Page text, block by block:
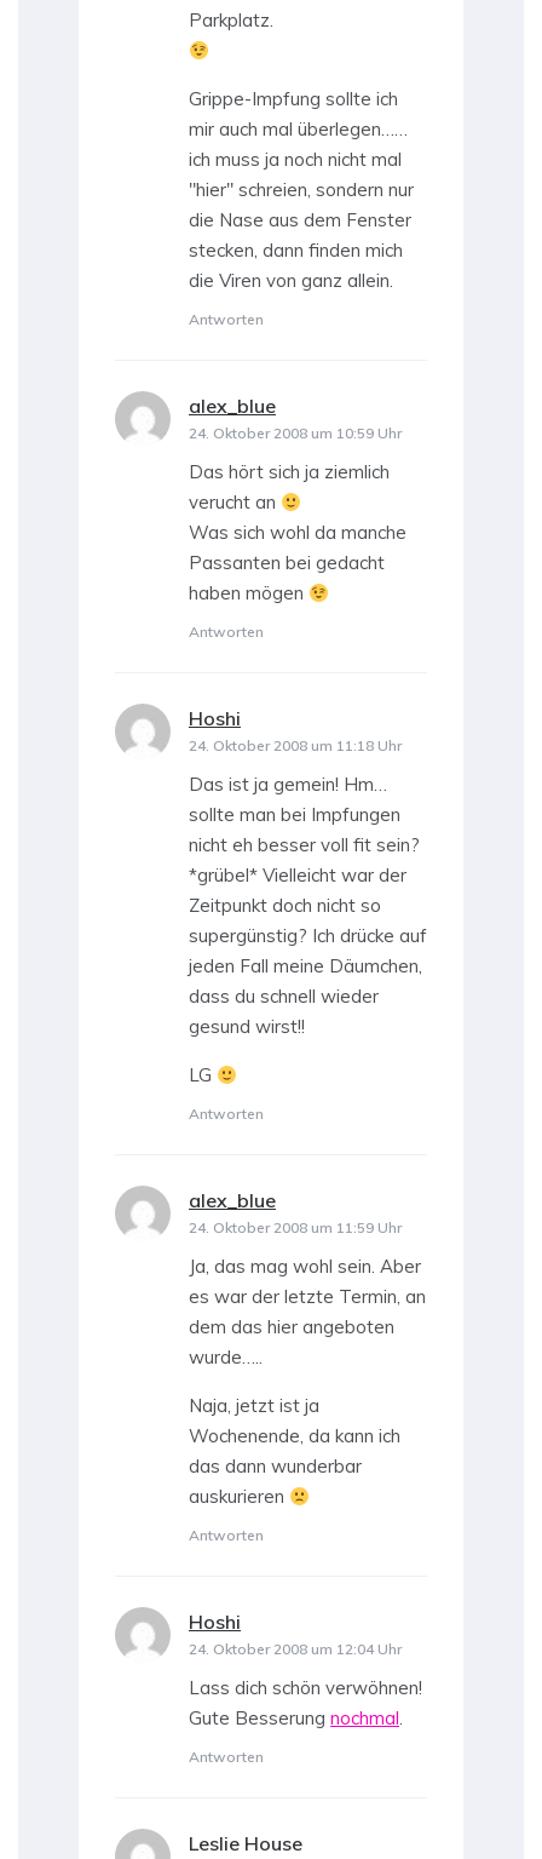
Parkplatz.
Grippe-Impfung sollte ich
mir auch mal überlegen……
ich muss ja noch nicht mal
"hier" schreien, sondern nur
die Nase aus dem Fenster
stecken, dann finden mich
die Viren von ganz allein.
Antworten
alex_blue
24. Oktober 2008 um 10:59 Uhr
Das hört sich ja ziemlich
verucht an
Was sich wohl da manche
Passanten bei gedacht
haben mögen
Antworten
Hoshi
24. Oktober 2008 um 11:18 Uhr
Das ist ja gemein! Hm…
sollte man bei Impfungen
nicht eh besser voll fit sein?
*grübel* Vielleicht war der
Zeitpunkt doch nicht so
supergünstig? Ich drücke auf
jeden Fall meine Däumchen,
dass du schnell wieder
gesund wirst!!
LG
Antworten
alex_blue
24. Oktober 2008 um 11:59 Uhr
Ja, das mag wohl sein. Aber
es war der letzte Termin, an
dem das hier angeboten
wurde…..
Naja, jetzt ist ja
Wochenende, da kann ich
das dann wunderbar
auskurieren
Antworten
Hoshi
24. Oktober 2008 um 12:04 Uhr
Lass dich schön verwöhnen!
Gute Besserung nochmal.
Antworten
Leslie House